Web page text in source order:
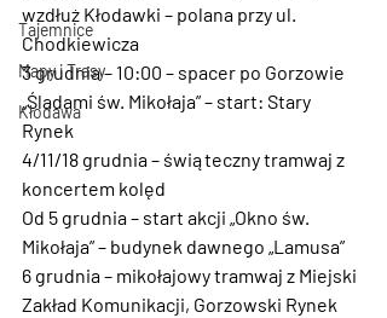
Tajemnice
Mapy i Trasy
Kłodawa
wzdłuż Kłodawki – polana przy ul.
Chodkiewicza
3 grudnia – 10:00 – spacer po Gorzowie
„Śladami św. Mikołaja” – start: Stary
Rynek
4/11/18 grudnia – świąteczny tramwaj z
koncertem kolęd
Od 5 grudnia – start akcji „Okno św.
Mikołaja” – budynek dawnego „Lamusa”
6 grudnia – mikołajowy tramwaj z Miejski
Zakład Komunikacji, Gorzowski Rynek